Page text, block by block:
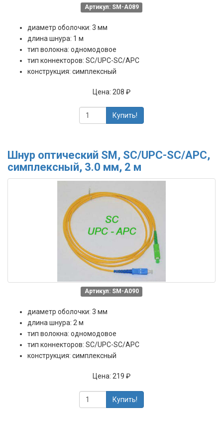
Артикул: SM-A089
диаметр оболочки: 3 мм
длина шнура: 1 м
тип волокна: одномодовое
тип коннекторов: SC/UPC-SC/APC
конструкция: симплексный
Цена: 208 ₽
Купить!
Шнур оптический SM, SC/UPC-SC/APC,
симплексный, 3.0 мм, 2 м
Артикул: SM-A090
диаметр оболочки: 3 мм
длина шнура: 2 м
тип волокна: одномодовое
тип коннекторов: SC/UPC-SC/APC
конструкция: симплексный
Цена: 219 ₽
Купить!